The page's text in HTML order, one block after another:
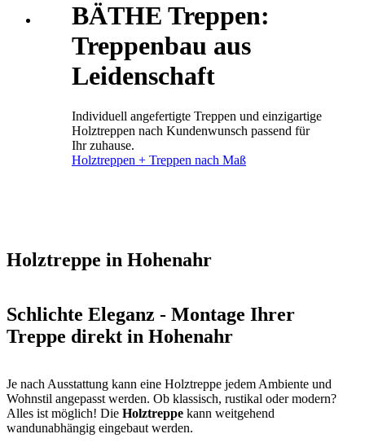
BÄTHE Treppen:
Treppenbau aus
Leidenschaft
Individuell angefertigte Treppen und einzigartige
Holztreppen nach Kundenwunsch passend für
Ihr zuhause.
Holztreppen + Treppen nach Maß
Holztreppe in Hohenahr
Schlichte Eleganz - Montage Ihrer
Treppe direkt in Hohenahr
Je nach Ausstattung kann eine Holztreppe jedem Ambiente und
Wohnstil angepasst werden. Ob klassisch, rustikal oder modern?
Alles ist möglich! Die Holztreppe kann weitgehend
wandunabhängig eingebaut werden.